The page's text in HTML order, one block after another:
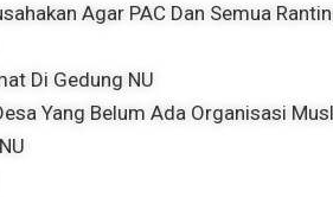
Agar PAC Dan Semua
Di Gedung NU
Yang Belum Ada Organisasi